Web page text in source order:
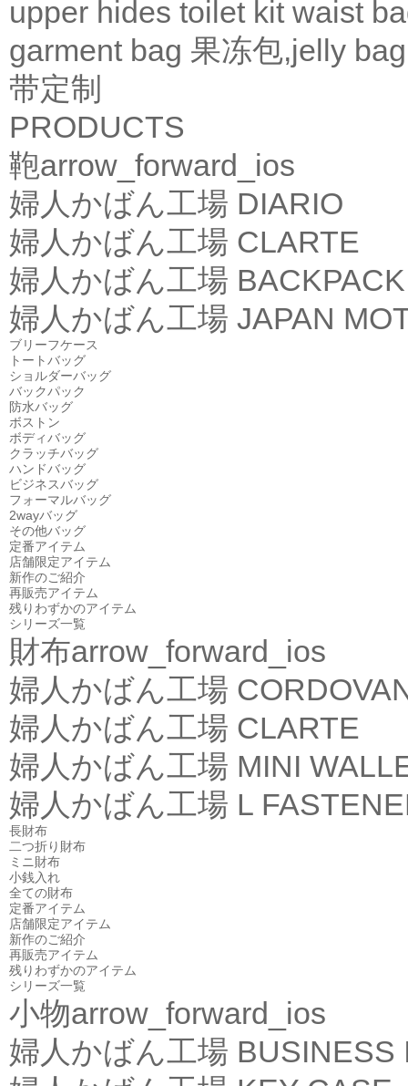
upper hides toilet kit waist
garment bag 果冻包,jelly bag
带定制
PRODUCTS
鞄arrow_forward_ios
婦人かばん工場 DIARIO
婦人かばん工場 CLARTE
婦人かばん工場 BACKPACK
婦人かばん工場 JAPAN
ブリーフケース
トートバッグ
ショルダーバッグ
バックパック
防水バッグ
ボストン
ボディバッグ
クラッチバッグ
ハンドバッグ
ビジネスバッグ
フォーマルバッグ
2wayバッグ
その他バッグ
定番アイテム
店舗限定アイテム
新作のご紹介
再販売アイテム
残りわずかのアイテム
シリーズ一覧
財布arrow_forward_ios
婦人かばん工場
婦人かばん工場 CLARTE
婦人かばん工場 MINI
婦人かばん工場 L
長財布
二つ折り財布
ミニ財布
小銭入れ
全ての財布
定番アイテム
店舗限定アイテム
新作のご紹介
再販売アイテム
残りわずかのアイテム
シリーズ一覧
小物arrow_forward_ios
婦人かばん工場 BUSINESS